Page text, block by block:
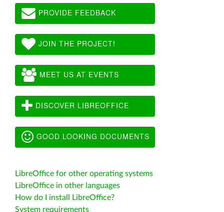
PROVIDE FEEDBACK
JOIN THE PROJECT!
MEET US AT EVENTS
DISCOVER LIBREOFFICE
GOOD LOOKING DOCUMENTS
LibreOffice for other operating systems
LibreOffice in other languages
How do I install LibreOffice?
System requirements